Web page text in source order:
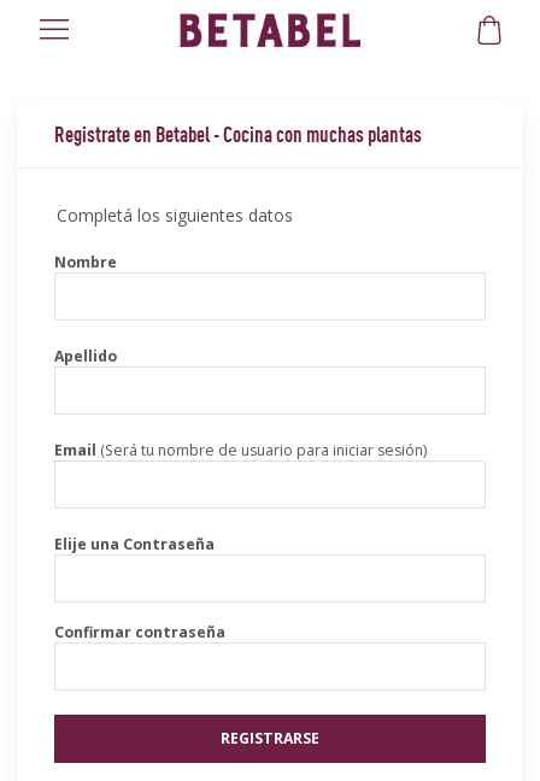
Registrate en Betabel - Cocina con muchas plantas
Completá los siguientes datos
Nombre
Apellido
Email (Será tu nombre de usuario para iniciar sesión)
Elije una Contraseña
Confirmar contraseña
REGISTRARSE